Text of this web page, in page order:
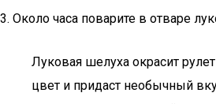
3. Около часа поварите в отваре
Луковая шелуха окрасит
цвет и придаст необычный